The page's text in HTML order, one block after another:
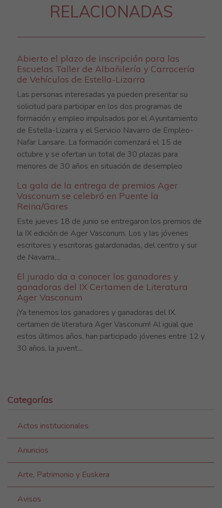
RELACIONADAS
Abierto el plazo de inscripción para las
Escuelas Taller de Albañilería y Carrocería
de Vehículos de Estella-Lizarra
Las personas interesadas ya pueden presentar su
solicitud para participar en los dos programas de
formación y empleo impulsados por el Ayuntamiento
de Estella-Lizarra y el Servicio Navarro de Empleo-
Nafar Lansare. La formación comenzará el 15 de
octubre y se ofertan un total de 30 plazas para
menores de 30 años en situación de desempleo
La gala de la entrega de premios Ager
Vasconum se celebró en Puente la
Reina/Gares
Este jueves 18 de junio se entregaron los premios de
la IX edición de Ager Vasconum. Los y las jóvenes
escritores y escritoras galardonadas, del centro y sur
de Navarra,...
El jurado da a conocer los ganadores y
ganadoras del IX Certamen de Literatura
Ager Vasconum
¡Ya tenemos los ganadores y ganadoras del IX.
certamen de literatura Ager Vasconum! Al igual que
estos últimos años, han participado jóvenes entre 12 y
30 años, la juvent...
Categorías
Actos institucionales
Anuncios
Arte, Patrimonio y Euskera
Avisos